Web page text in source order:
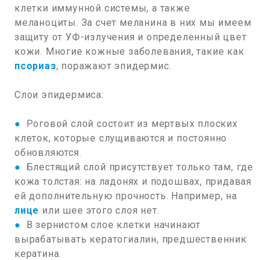
клетки иммунной системы, а также
меланоциты. За счет меланина в них мы имеем
защиту от УФ-излучения и определенный цвет
кожи. Многие кожные заболевания, такие как
псориаз, поражают эпидермис.
Слои эпидермиса:
● Роговой слой состоит из мертвых плоских
клеток, которые слущиваются и постоянно
обновляются.
●
Блестящий слой присутствует только там, где
кожа толстая: на ладонях и подошвах, придавая
ей дополнительную прочность. Например, на
лице или шее этого слоя нет.
● В зернистом слое клетки начинают
вырабатывать кератогиалин, предшественник
кератина.